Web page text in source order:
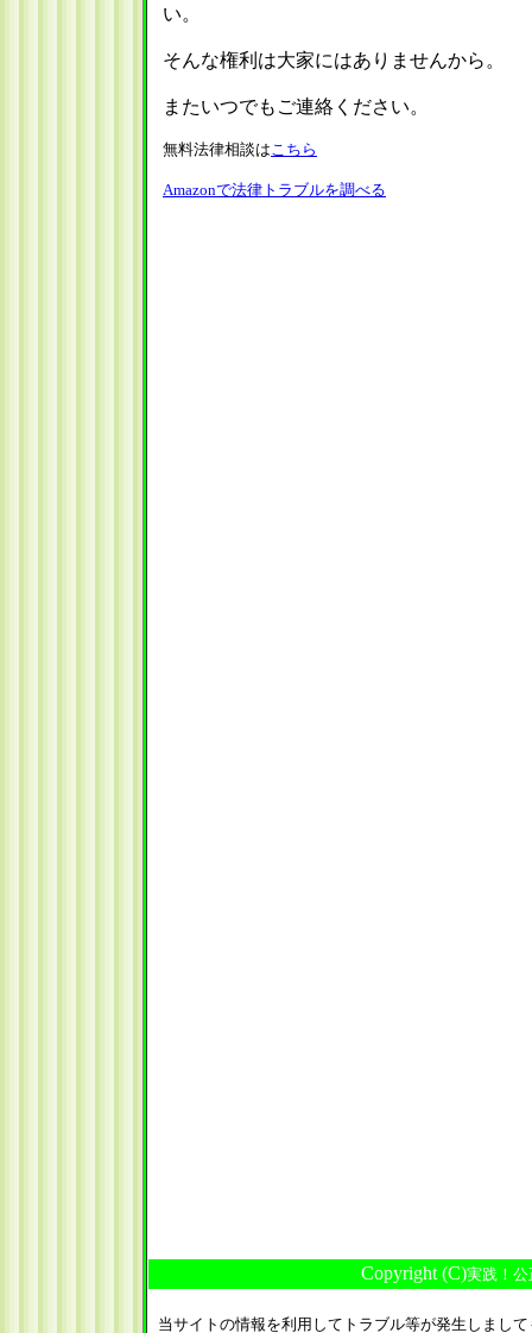
い。
そんな権利は大家にはありませんから。
またいつでもご連絡ください。
無料法律相談はこちら
Amazonで法律トラブルを調べる
Copyright (C)実践！
当サイトの情報を利用してトラブル等が発生しまし